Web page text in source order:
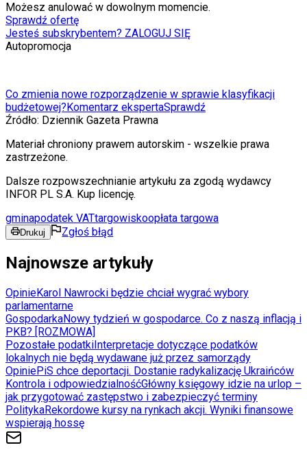
Możesz anulować w dowolnym momencie.
Sprawdź ofertę
Jesteś subskrybentem? ZALOGUJ SIĘ
Autopromocja
Co zmienia nowe rozporządzenie w sprawie klasyfikacji
budżetowej?Komentarz ekspertaSprawdź
Źródło: Dziennik Gazeta Prawna
Materiał chroniony prawem autorskim - wszelkie prawa
zastrzeżone.
Dalsze rozpowszechnianie artykułu za zgodą wydawcy
INFOR PL S.A. Kup licencję.
gminapodatek VATtargowiskoopłata targowa
Drukuj Zgłoś błąd
Najnowsze artykuły
OpinieKarol Nawrocki będzie chciał wygrać wybory
parlamentarne
GospodarkaNowy tydzień w gospodarce. Co z naszą inflacją i
PKB? [ROZMOWA]
Pozostałe podatki Interpretacje dotyczące podatków
lokalnych nie będą wydawane już przez samorządy
OpiniePiS chce deportacji. Dostanie radykalizację Ukraińców
Kontrola i odpowiedzialnośćGłówny księgowy idzie na urlop –
jak przygotować zastępstwo i zabezpieczyć terminy
PolitykaRekordowe kursy na rynkach akcji. Wyniki finansowe
wspierają hossę